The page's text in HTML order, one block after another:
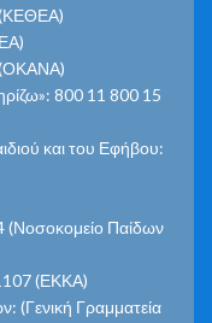
(ΚΕΘΕΑ)
(ΟΚΑΝΑ)
800 11 800 15
και του Εφήβου:
(Νοσοκομείο Παίδων
(ΕΚΚΑ)
(Γενική Γραμματεία